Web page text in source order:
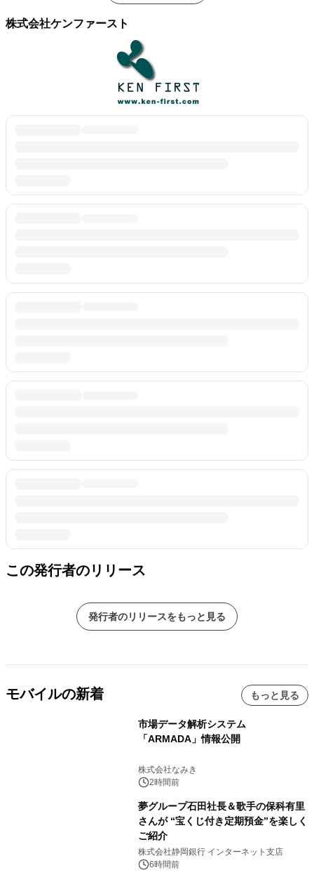
株式会社ケンファースト
この発行者のリリース
発行者のリリースをもっと見る
モバイルの新着 もっと見る
市場データ解析システム
「ARMADA」情報公開
株式会社なみき
2時間前
夢グループ石田社長＆歌手の保科有里
さんが “宝くじ付き定期預金”を楽しく
ご紹介
株式会社静岡銀行 インターネット支店
6時間前